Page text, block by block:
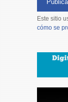
Este sitio
cómo se